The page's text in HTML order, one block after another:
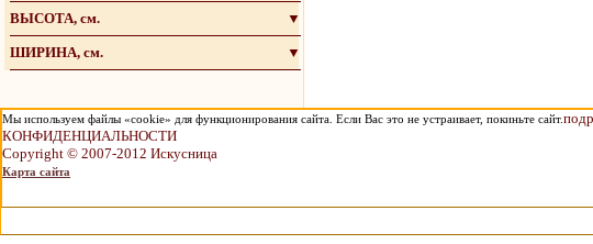
ВЫСОТА, см. ▼
ШИРИНА, см. ▼
Мы используем файлы «cookie» для функционирования сайта. Если Вас это не устраивает, покиньте сайт.
КОНФИДЕНЦИАЛЬНОСТИ
Copyright © 2007-2012 Искусница
Карта сайта